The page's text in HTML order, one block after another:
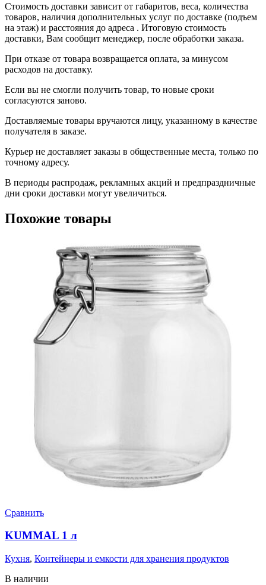
Стоимость доставки зависит от габаритов, веса, количества
товаров, наличия дополнительных услуг по доставке (подъем
на этаж) и расстояния до адреса . Итоговую стоимость
доставки, Вам сообщит менеджер, после обработки заказа.
При отказе от товара возвращается оплата, за минусом
расходов на доставку.
Если вы не смогли получить товар, то новые сроки
согласуются заново.
Доставляемые товары вручаются лицу, указанному в качестве
получателя в заказе.
Курьер не доставляет заказы в общественные места, только по
точному адресу.
В периоды распродаж, рекламных акций и предпраздничные
дни сроки доставки могут увеличиться.
Похожие товары
Сравнить
KUMMAL 1 л
Кухня, Контейнеры и емкости для хранения продуктов
В наличии